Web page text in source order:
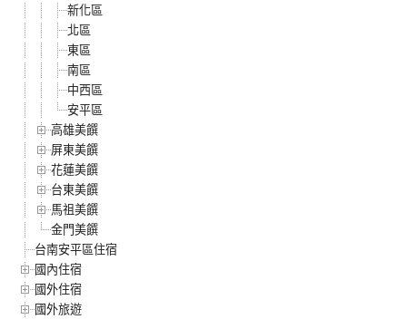
新化區
北區
東區
南區
中西區
安平區
高雄美饌
屏東美饌
花蓮美饌
台東美饌
馬祖美饌
金門美饌
台南安平區住宿
國內住宿
國外住宿
國外旅遊